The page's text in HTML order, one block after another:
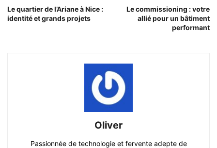
Le quartier de l’Ariane à Nice :
identité et grands projets
Le commissioning : votre
allié pour un bâtiment
performant
Oliver
Passionnée de technologie et fervente adepte de